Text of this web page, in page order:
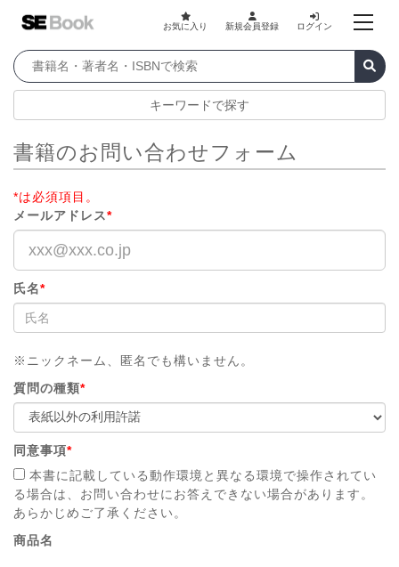
お気に入り 新規会員登録 ログイン
キーワードで探す
書籍のお問い合わせフォーム
*は必須項目。
メールアドレス*
氏名*
※ニックネーム、匿名でも構いません。
質問の種類*
同意事項*
本書に記載している動作環境と異なる環境で操作されてい
る場合は、お問い合わせにお答えできない場合があります。
あらかじめご了承ください。
商品名